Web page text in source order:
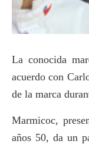
La conocida
acuerdo con
de la marca
Marmicoc,
años 50, da un